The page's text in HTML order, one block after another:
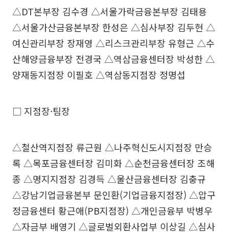
△DT본부장 김수경 △서울가락금융본부장 김태용
△서울가산금융본부장 한성은 △심사부장 김두현 △
여신관리부장 장재영 △리스크관리부장 유형근 △수
산해양금융부장 전경국 △역삼금융센터장 박성한 △
양재동지점장 이필호 △역삼동지점장 정명섭
□ 지점장·팀장
△철산역지점장 류근원 △나주혁신도시지점장 만승
록 △목포금융센터장 김미화 △순천금융센터장 조해
종 △명지지점장 김경득 △울산금융센터장 김충규
△강남기업금융본부 문인환(기업금융지점장) △압구
정금융센터 황근애(PB지점장) △개인금융부 박병우
△자금부 배영기 △글로벌외환사업부 이상길 △심사